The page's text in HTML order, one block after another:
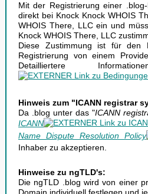
Mit der Registrierung einer
direkt bei Knock Knock WHOIS
WHOIS There, LLC ein und
Knock WHOIS There, LLC
Diese Zustimmung ist für den
Registrierung von einem
Detailliertere
Hinweis zum "ICANN registrar
Da .blog unter das "ICANN
ICANN
Name Dispute Resolution Policy
Inhaber zu akzeptieren.
Hinweise zu ngTLD's:
Die ngTLD .blog wird von einer